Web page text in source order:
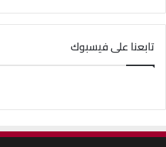
تابعنا على فيسبوك